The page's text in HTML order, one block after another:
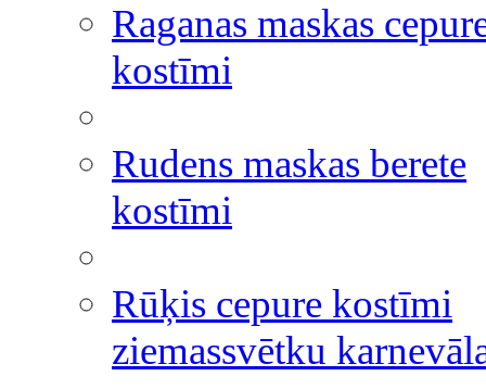
Raganas maskas
kostīmi
Rudens maskas berete
kostīmi
Rūķis cepure kostīmi
ziemassvētku